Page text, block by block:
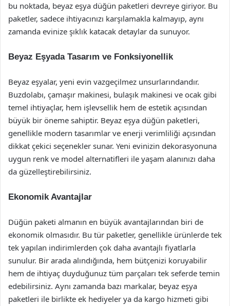
bu noktada, beyaz eşya düğün paketleri devreye giriyor. Bu
paketler, sadece ihtiyacınızı karşılamakla kalmayıp, aynı
zamanda evinize şıklık katacak detaylar da sunuyor.
Beyaz Eşyada Tasarım ve Fonksiyonellik
Beyaz eşyalar, yeni evin vazgeçilmez unsurlarındandır.
Buzdolabı, çamaşır makinesi, bulaşık makinesi ve ocak gibi
temel ihtiyaçlar, hem işlevsellik hem de estetik açısından
büyük bir öneme sahiptir. Beyaz eşya düğün paketleri,
genellikle modern tasarımlar ve enerji verimliliği açısından
dikkat çekici seçenekler sunar. Yeni evinizin dekorasyonuna
uygun renk ve model alternatifleri ile yaşam alanınızı daha
da güzelleştirebilirsiniz.
Ekonomik Avantajlar
Düğün paketi almanın en büyük avantajlarından biri de
ekonomik olmasıdır. Bu tür paketler, genellikle ürünlerde tek
tek yapılan indirimlerden çok daha avantajlı fiyatlarla
sunulur. Bir arada alındığında, hem bütçenizi koruyabilir
hem de ihtiyaç duyduğunuz tüm parçaları tek seferde temin
edebilirsiniz. Aynı zamanda bazı markalar, beyaz eşya
paketleri ile birlikte ek hediyeler ya da kargo hizmeti gibi